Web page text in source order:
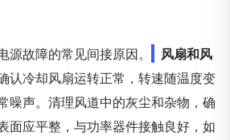
故障的常见间接原因。
风扇和风
认冷却风扇运转正常，转速随温度变
噪声。清理风道中的灰尘和杂物，确
面应平整，与功率器件接触良好，如